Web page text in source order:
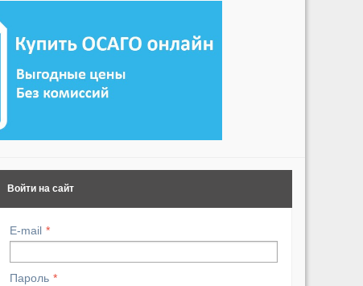
Войти на сайт
E-mail
Пароль